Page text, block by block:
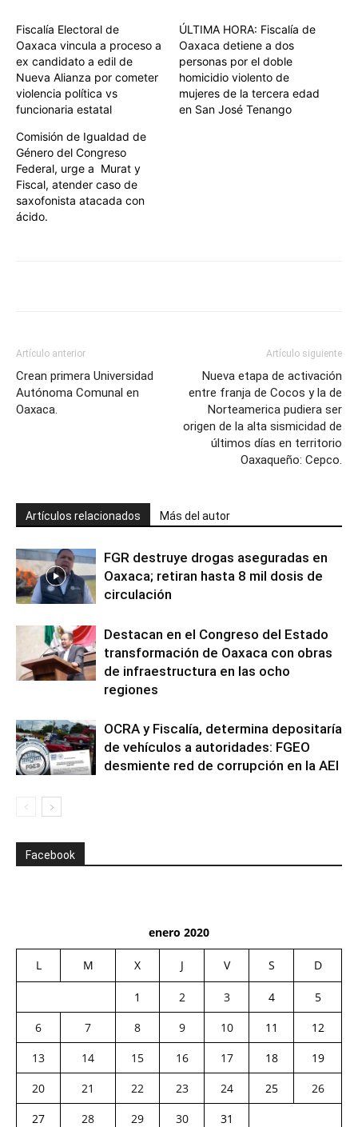
Fiscalía Electoral de
Oaxaca vincula a proceso a
ex candidato a edil de
Nueva Alianza por cometer
violencia política vs
funcionaria estatal
ÚLTIMA HORA: Fiscalía de
Oaxaca detiene a dos
personas por el doble
homicidio violento de
mujeres de la tercera edad
en San José Tenango
Comisión de Igualdad de
Género del Congreso
Federal, urge a Murat y
Fiscal, atender caso de
saxofonista atacada con
ácido.
Artículo anterior
Crean primera Universidad
Autónoma Comunal en
Oaxaca.
Artículo siguiente
Nueva etapa de activación
entre franja de Cocos y la de
Norteamerica pudiera ser
origen de la alta sismicidad de
últimos días en territorio
Oaxaqueño: Cepco.
Artículos relacionados Más del autor
FGR destruye drogas aseguradas en
Oaxaca; retiran hasta 8 mil dosis de
circulación
Destacan en el Congreso del Estado
transformación de Oaxaca con obras
de infraestructura en las ocho
regiones
OCRA y Fiscalía, determina depositaría
de vehículos a autoridades: FGEO
desmiente red de corrupción en la AEI
Facebook
enero 2020
L M X J V S D
1 2 3 4
5
6
7 8 9 10 11
12
13
14 15 16 17 18
19
20
21 22 23 24 25
26
27
28 29 30
31